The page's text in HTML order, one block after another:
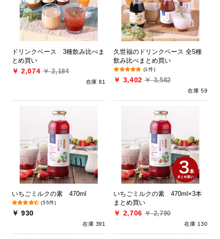
ドリンクベース 3種飲み比べま
とめ買い
￥ 2,074 ￥ 2,184
在庫 81
久世福のドリンクベース 全5種
飲み比べまとめ買い
(1件)
￥ 3,402 ￥ 3,582
在庫 59
いちごミルクの素 470ml
(55件)
￥ 930
在庫 391
いちごミルクの素 470ml×3本
まとめ買い
￥ 2,706 ￥ 2,790
在庫 130